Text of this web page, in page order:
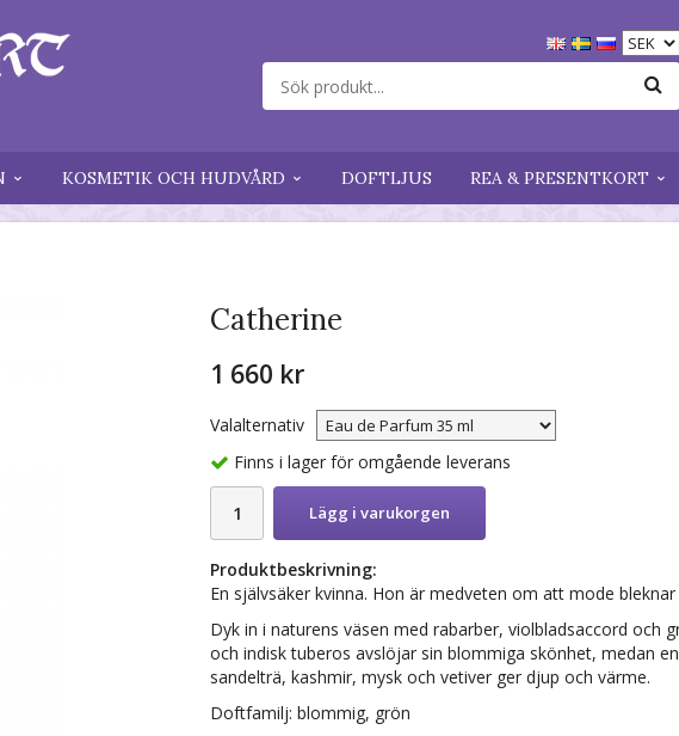
KOSMETIK OCH HUDVÅRD DOFTLJUS REA & PRESENTKORT
Catherine
1 660 kr
Valalternativ
Finns i lager för omgående leverans
Lägg i varukorgen
Produktbeskrivning:
En självsäker kvinna. Hon är medveten om att mode
Dyk in i naturens väsen med rabarber, violbladsaccord och
och indisk tuberos avslöjar sin blommiga skönhet, medan
sandelträ, kashmir, mysk och vetiver ger djup och värme.
Doftfamilj: blommig, grön